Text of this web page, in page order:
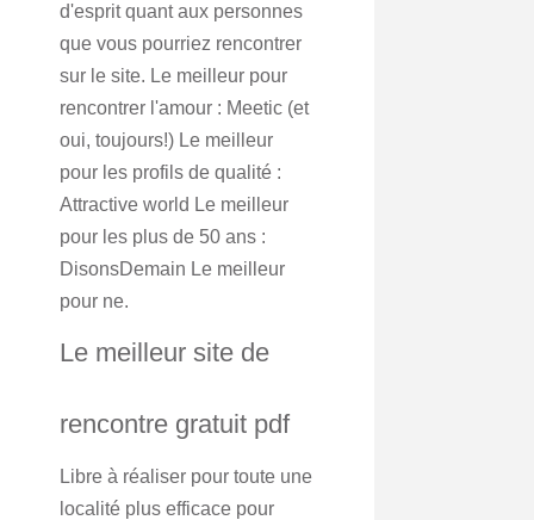
d'esprit quant aux personnes
que vous pourriez rencontrer
sur le site. Le meilleur pour
rencontrer l'amour : Meetic (et
oui, toujours!) Le meilleur
pour les profils de qualité :
Attractive world Le meilleur
pour les plus de 50 ans :
DisonsDemain Le meilleur
pour ne.
Le meilleur site de
rencontre gratuit pdf
Libre à réaliser pour toute une
localité plus efficace pour